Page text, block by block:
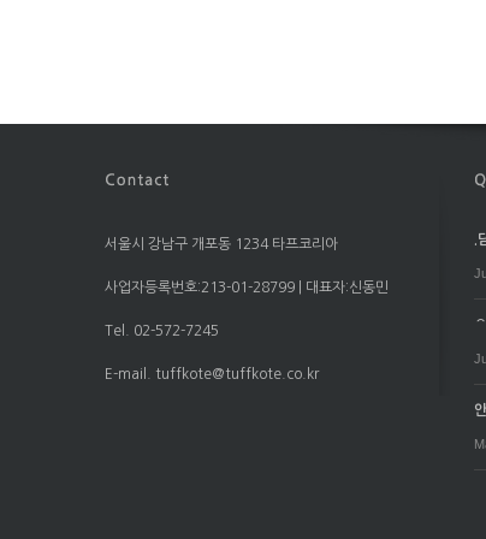
서울시 강남구 개포동 1234 타프코리아
사업자등록번호:213-01-28799 | 대표자:신동민
Tel. 02-572-7245
E-mail. tuffkote@tuffkote.co.kr
.
⌒